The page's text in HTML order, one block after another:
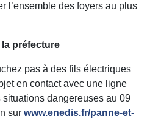
l’ensemble des foyers au plus
préfecture
pas à des fils électriques
en contact avec une ligne
dangereuses au 09
sur www.enedis.fr/panne-et-